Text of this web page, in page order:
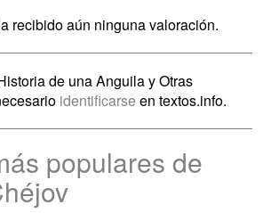
recibido aún ninguna valoración.
de una Anguila y Otras
identificarse en textos.info.
populares de